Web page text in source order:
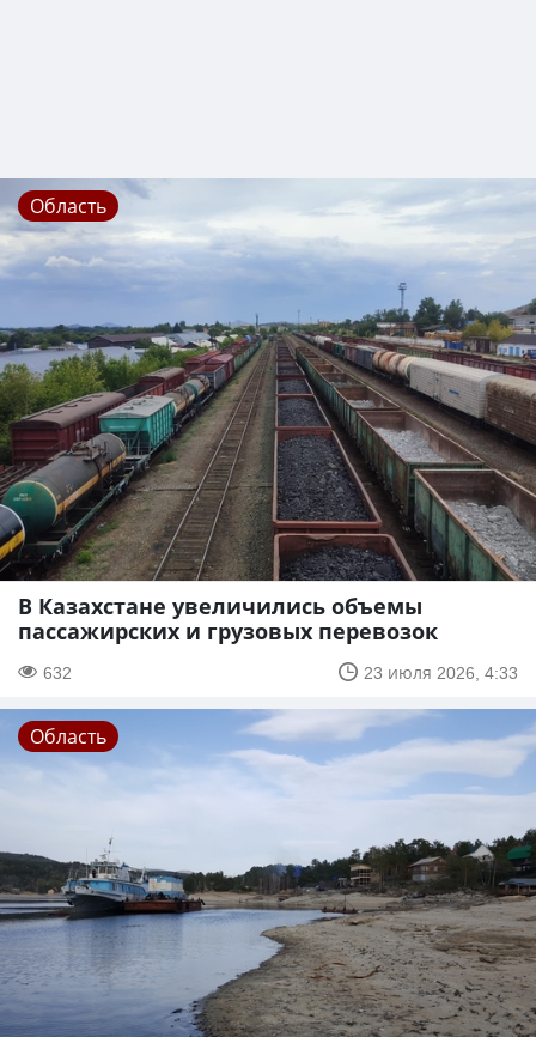
Область
В Казахстане увеличились объемы
пассажирских и грузовых перевозок
632 23 июля 2026, 4:33
Область